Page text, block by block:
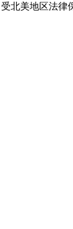
北美地区法律